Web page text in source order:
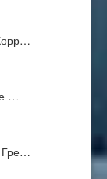
…
Гре…